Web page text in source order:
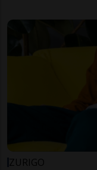
ZURIGO